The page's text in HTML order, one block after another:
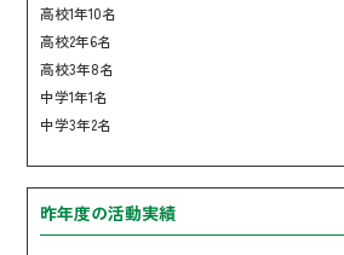
高校1年10名
高校2年6名
高校3年8名
中学1年1名
中学3年2名
昨年度の活動実績